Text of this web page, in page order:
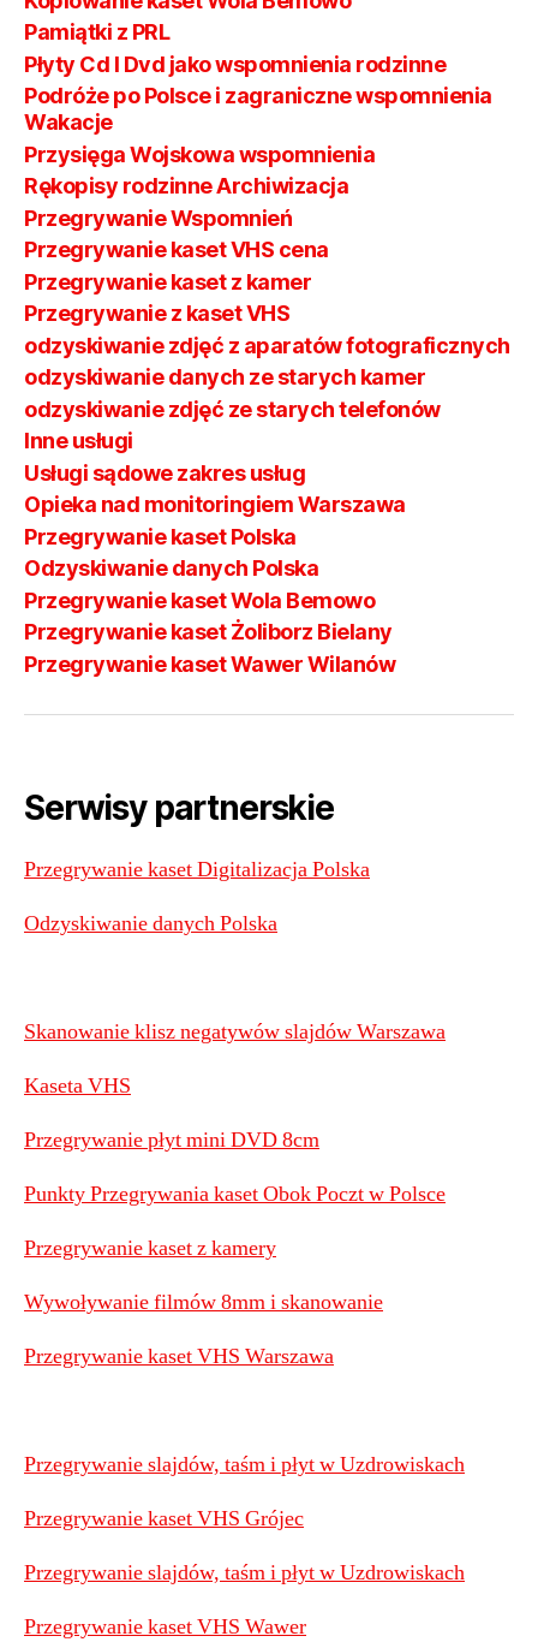
Pamiątki z PRL
Płyty Cd I Dvd jako wspomnienia rodzinne
Podróże po Polsce i zagraniczne wspomnienia
Wakacje
Przysięga Wojskowa wspomnienia
Rękopisy rodzinne Archiwizacja
Przegrywanie Wspomnień
Przegrywanie kaset VHS cena
Przegrywanie kaset z kamer
Przegrywanie z kaset VHS
odzyskiwanie zdjęć z aparatów fotograficznych
odzyskiwanie danych ze starych kamer
odzyskiwanie zdjęć ze starych telefonów
Inne usługi
Usługi sądowe zakres usług
Opieka nad monitoringiem Warszawa
Przegrywanie kaset Polska
Odzyskiwanie danych Polska
Przegrywanie kaset Wola Bemowo
Przegrywanie kaset Żoliborz Bielany
Przegrywanie kaset Wawer Wilanów
Serwisy partnerskie
Przegrywanie kaset Digitalizacja Polska
Odzyskiwanie danych Polska
Skanowanie klisz negatywów slajdów Warszawa
Kaseta VHS
Przegrywanie płyt mini DVD 8cm
Punkty Przegrywania kaset Obok Poczt w Polsce
Przegrywanie kaset z kamery
Wywoływanie filmów 8mm i skanowanie
Przegrywanie kaset VHS Warszawa
Przegrywanie slajdów, taśm i płyt w Uzdrowiskach
Przegrywanie kaset VHS Grójec
Przegrywanie slajdów, taśm i płyt w Uzdrowiskach
Przegrywanie kaset VHS Wawer